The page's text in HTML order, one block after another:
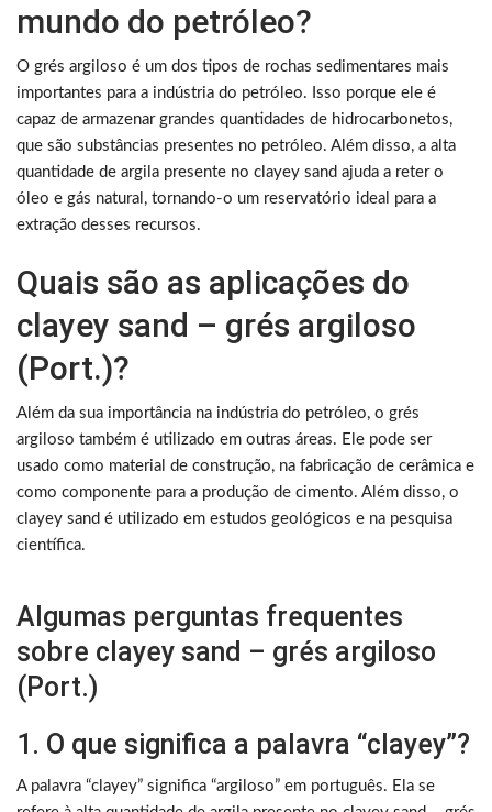
mundo do petróleo?
O grés argiloso é um dos tipos de rochas sedimentares mais
importantes para a indústria do petróleo. Isso porque ele é
capaz de armazenar grandes quantidades de hidrocarbonetos,
que são substâncias presentes no petróleo. Além disso, a alta
quantidade de argila presente no clayey sand ajuda a reter o
óleo e gás natural, tornando-o um reservatório ideal para a
extração desses recursos.
Quais são as aplicações do
clayey sand – grés argiloso
(Port.)?
Além da sua importância na indústria do petróleo, o grés
argiloso também é utilizado em outras áreas. Ele pode ser
usado como material de construção, na fabricação de cerâmica e
como componente para a produção de cimento. Além disso, o
clayey sand é utilizado em estudos geológicos e na pesquisa
científica.
Algumas perguntas frequentes
sobre clayey sand – grés argiloso
(Port.)
1. O que significa a palavra “clayey”?
A palavra “clayey” significa “argiloso” em português. Ela se